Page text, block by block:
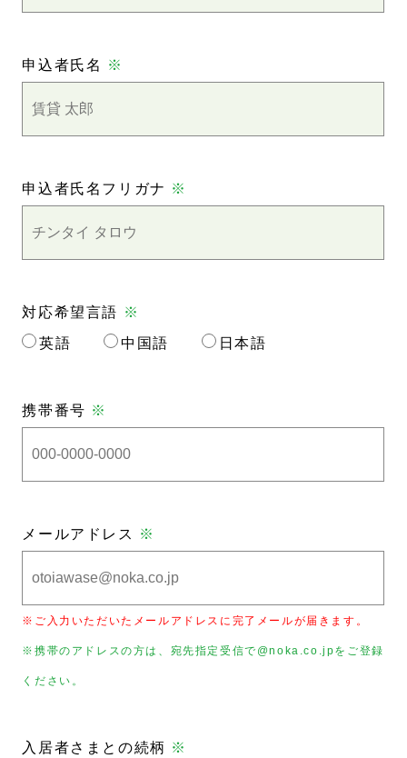
申込者氏名 ※
申込者氏名フリガナ ※
対応希望言語 ※
英語
中国語 日本語
携帯番号 ※
メールアドレス ※
※ご入力いただいたメールアドレスに完了メールが届きます。
※携帯のアドレスの方は、宛先指定受信で@noka.co.jpをご登録
ください。
入居者さまとの続柄 ※